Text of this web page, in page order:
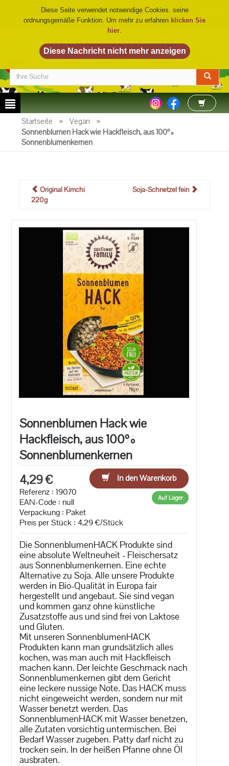
BIO VOM BAUERNHOF©
Startseite » Vegan
»
Sonnenblumen Hack wie Hackfleisch, aus 100%
Sonnenblumenkernen
Original Kimchi
220g
Soja-Schnetzel fein
Sonnenblumen Hack wie
Hackfleisch, aus 100%
Sonnenblumenkernen
4,29 €
In den Warenkorb
Referenz : 19070
EAN-Code : null
Verpackung : Paket
Preis per Stück : 4,29 €/Stück
Auf Lager
Die SonnenblumenHACK Produkte sind
eine absolute Weltneuheit - Fleischersatz
aus Sonnenblumenkernen. Eine echte
Alternative zu Soja. Alle unsere Produkte
werden in Bio-Qualität in Europa fair
hergestellt und angebaut. Sie sind vegan
und kommen ganz ohne künstliche
Zusatzstoffe aus und sind frei von Laktose
und Gluten.
Mit unseren SonnenblumenHACK
Produkten kann man grundsätzlich alles
kochen, was man auch mit Hackfleisch
machen kann. Der leichte Geschmack nach
Sonnenblumenkernen gibt dem Gericht
eine leckere nussige Note. Das HACK muss
nicht eingeweicht werden, sondern nur mit
Wasser benetzt werden. Das
SonnenblumenHACK mit Wasser benetzen,
alle Zutaten vorsichtig untermischen. Bei
Bedarf Wasser zugeben. Patty darf nicht zu
trocken sein. In der heißen Pfanne ohne Öl
ausbraten.
Diese Seite verwendet notwendige Cookies. seine
ordnungsgemäße Funktion. Um mehr zu erfahren klicken Sie
hier.